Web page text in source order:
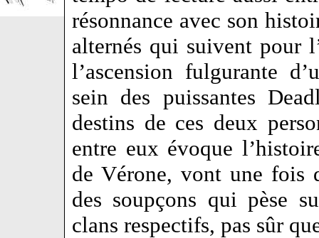
résonnance avec son
alternés qui suivent pour
l’ascension fulgurante
sein des puissantes
destins de ces deux
entre eux évoque
de Vérone, vont une
des soupçons qui pèse
clans respectifs, pas sûr